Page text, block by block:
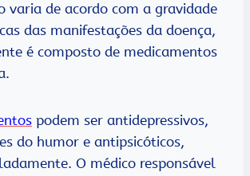
varia de acordo com a gravidade
das manifestações da doença,
é composto de medicamentos
podem ser antidepressivos,
do humor e antipsicóticos,
O médico responsável